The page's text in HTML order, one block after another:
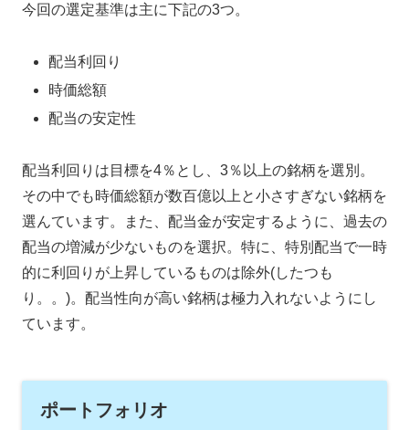
今回の選定基準は主に下記の3つ。
配当利回り
時価総額
配当の安定性
配当利回りは目標を4％とし、3％以上の銘柄を選別。
その中でも時価総額が数百億以上と小さすぎない銘柄を
選んています。また、配当金が安定するように、過去の
配当の増減が少ないものを選択。特に、特別配当で一時
的に利回りが上昇しているものは除外(したつも
り。。)。配当性向が高い銘柄は極力入れないようにし
ています。
ポートフォリオ